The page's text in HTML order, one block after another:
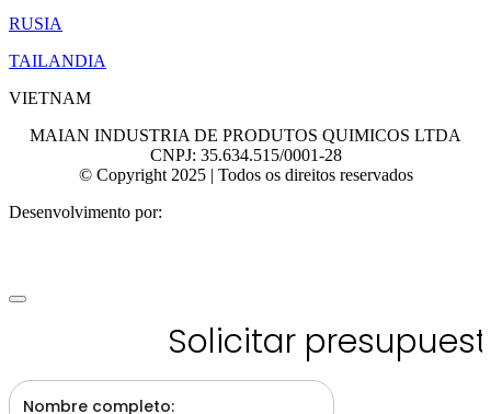
RUSIA
TAILANDIA
VIETNAM
MAIAN INDUSTRIA DE PRODUTOS QUIMICOS LTDA
CNPJ: 35.634.515/0001-28
© Copyright 2025 | Todos os direitos reservados
Desenvolvimento por:
Solicitar